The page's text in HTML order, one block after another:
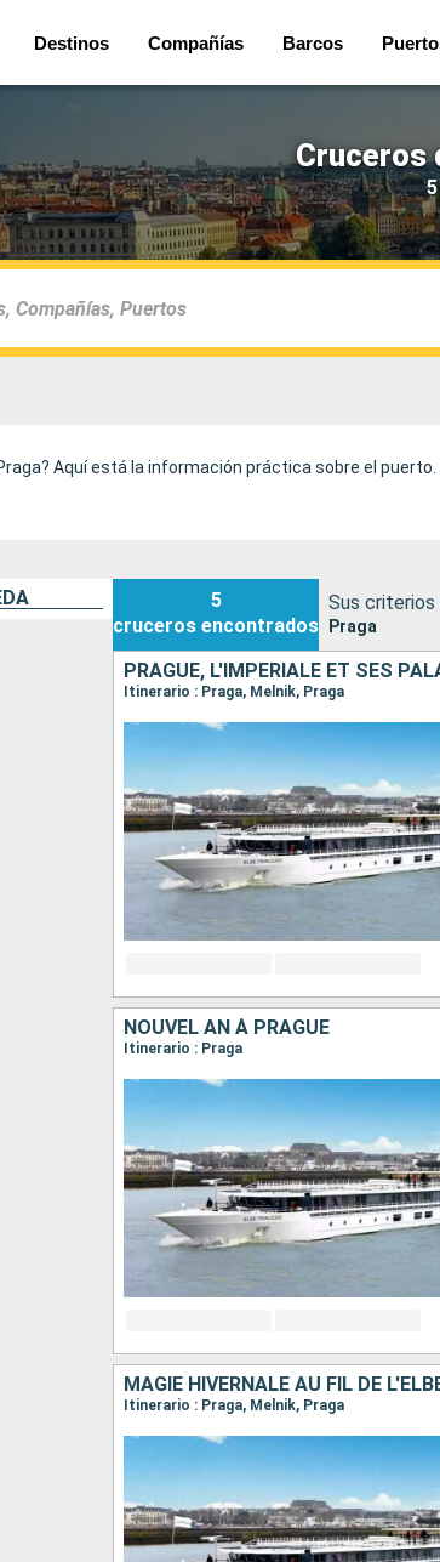
Destinos Compañías Barcos
Cruceros
Aquí está la información práctica sobre el puerto.
5
cruceros encontrados
Sus criterios
Praga
Itinerario : Praga, Melnik, Praga
NOUVEL AN À PRAGUE
Itinerario : Praga
MAGIE HIVERNALE AU FIL DE
Itinerario : Praga, Melnik, Praga